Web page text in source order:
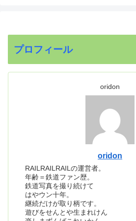
プロフィール
oridon
oridon
RAILRAILRAILの運営者。
年齢＝鉄道ファン歴。
鉄道写真を撮り続けて
はやウン十年。
継続だけが取り柄です。
遊びをせんとや生まれけん